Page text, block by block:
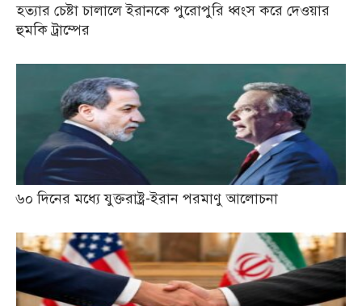
হত্যার চেষ্টা চালালে ইরানকে পুরোপুরি ধ্বংস করে দেওয়ার
হুমকি ট্রাম্পের
৬০ দিনের মধ্যে যুক্তরাষ্ট্র-ইরান পরমাণু আলোচনা